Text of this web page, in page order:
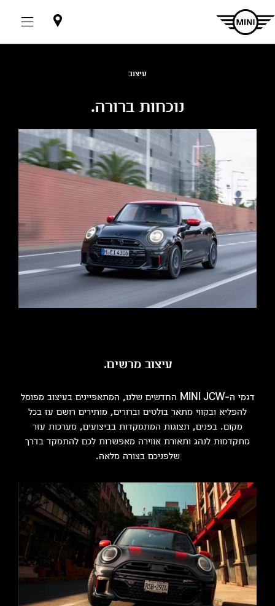
אולמות
תצוגה
עיצוב
נוכחות ברורה.
עיצוב מרשים.
דגמי ה-MINI JCW החדשים שלנו, המתאפיינים בעיצוב מפוסל
להפליא ובקווי מתאר בולטים וברורים, מותירים רושם עז בכל
מקום. בפנים, תצוגות המתמקדות בביצועים, מערכות עזר
מתקדמות לנהג ותאורת אווירה מאפשרות לכם להתמקד בדרך
שלפניכם בצורה מלאה.